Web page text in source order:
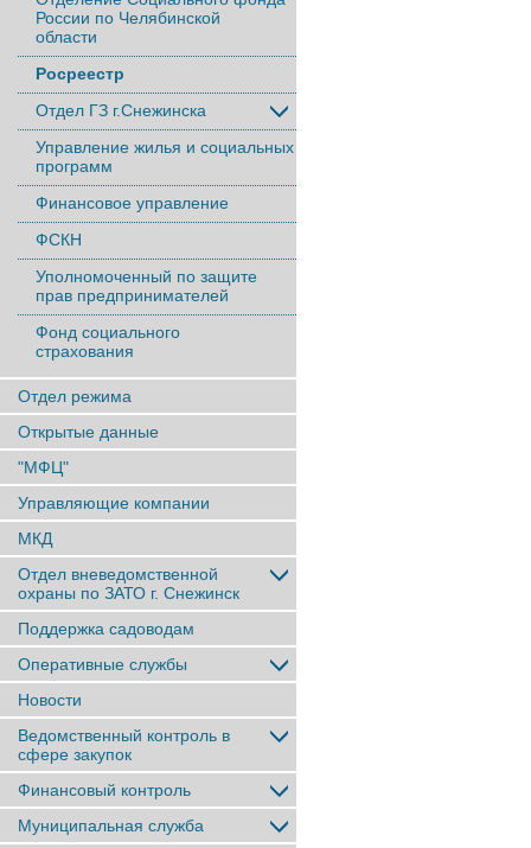
России по Челябинской
области
Росреестр
Отдел ГЗ г.Снежинска
Управление жилья и социальных
программ
Финансовое управление
ФСКН
Уполномоченный по защите
прав предпринимателей
Фонд социального
страхования
Отдел режима
Открытые данные
"МФЦ"
Управляющие компании
МКД
Отдел вневедомственной
охраны по ЗАТО г. Снежинск
Поддержка садоводам
Оперативные службы
Новости
Ведомственный контроль в
сфере закупок
Финансовый контроль
Муниципальная служба